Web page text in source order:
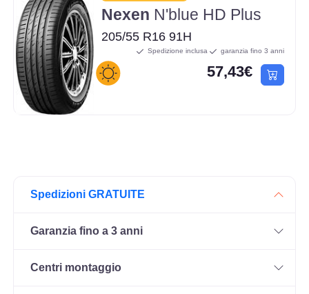
Nexen N'blue HD Plus
205/55 R16 91H
Spedizione inclusa garanzia fino 3 anni
57,43€
Spedizioni GRATUITE
Garanzia fino a 3 anni
Centri montaggio